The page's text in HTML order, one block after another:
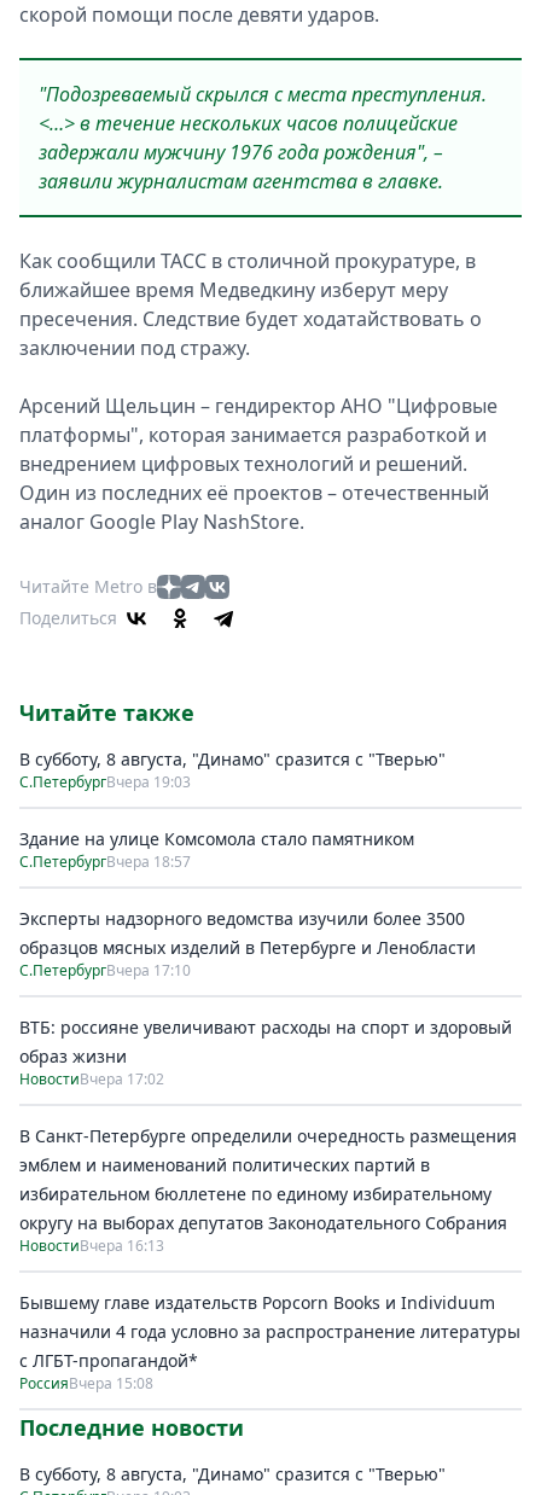
скорой помощи после девяти ударов.
"Подозреваемый скрылся с места преступления.
<…> в течение нескольких часов полицейские
задержали мужчину 1976 года рождения", –
заявили журналистам агентства в главке.
Как сообщили ТАСС в столичной прокуратуре, в
ближайшее время Медведкину изберут меру
пресечения. Следствие будет ходатайствовать о
заключении под стражу.
Арсений Щельцин – гендиректор АНО "Цифровые
платформы", которая занимается разработкой и
внедрением цифровых технологий и решений.
Один из последних её проектов – отечественный
аналог Google Play NashStore.
Читайте Metro в
Поделиться
Читайте также
В субботу, 8 августа, "Динамо" сразится с "Тверью"
С.ПетербургВчера 19:03
Здание на улице Комсомола стало памятником
С.ПетербургВчера 18:57
Эксперты надзорного ведомства изучили более 3500
образцов мясных изделий в Петербурге и Ленобласти
С.ПетербургВчера 17:10
ВТБ: россияне увеличивают расходы на спорт и здоровый
образ жизни
НовостиВчера 17:02
В Санкт-Петербурге определили очередность размещения
эмблем и наименований политических партий в
избирательном бюллетене по единому избирательному
округу на выборах депутатов Законодательного Собрания
НовостиВчера 16:13
Бывшему главе издательств Popcorn Books и Individuum
назначили 4 года условно за распространение литературы
с ЛГБТ-пропагандой*
РоссияВчера 15:08
Последние новости
В субботу, 8 августа, "Динамо" сразится с "Тверью"